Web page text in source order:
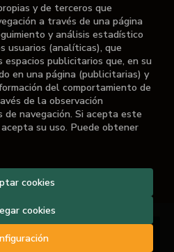
AL CLIENTE
somos
Noticias
el libro que buscas?
Letras. Todos los Derechos
y de terceros que
a través de una página
y análisis estadístico
usuarios (analíticas), que
publicitarios que, en su
en una página (publicitarias) y
del comportamiento de
de la observación
navegación. Si acepta este
su uso. Puede obtener
cookies
cookies